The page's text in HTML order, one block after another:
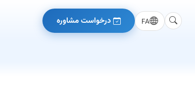
FA درخواست مشاوره